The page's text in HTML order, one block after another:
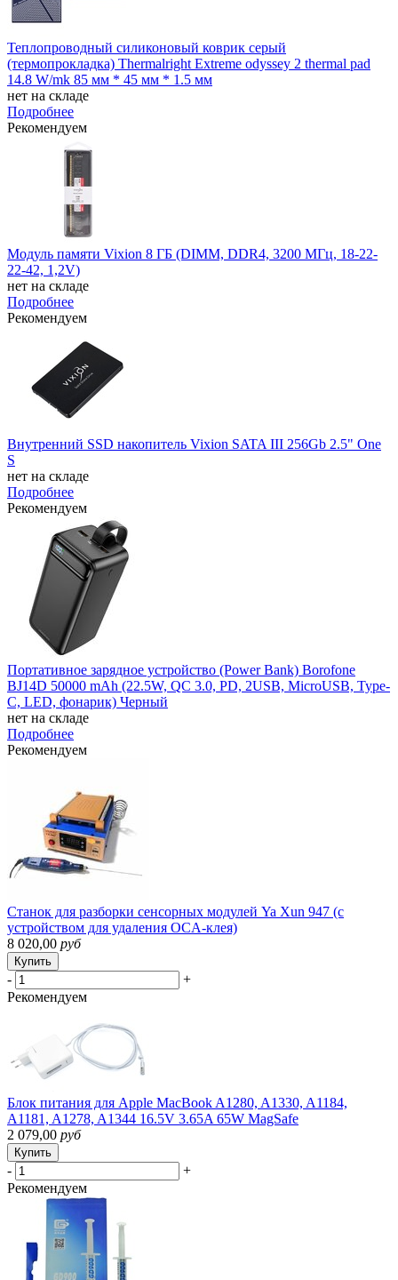
Теплопроводный силиконовый коврик серый
(термопрокладка) Thermalright Extreme odyssey 2 thermal pad
14.8 W/mk 85 мм * 45 мм * 1.5 мм
нет на складе
Подробнее
Рекомендуем
Модуль памяти Vixion 8 ГБ (DIMM, DDR4, 3200 МГц, 18-22-
22-42, 1,2V)
нет на складе
Подробнее
Рекомендуем
Внутренний SSD накопитель Vixion SATA III 256Gb 2.5" One
S
нет на складе
Подробнее
Рекомендуем
Портативное зарядное устройство (Power Bank) Borofone
BJ14D 50000 mAh (22.5W, QC 3.0, PD, 2USB, MicroUSB, Type-
C, LED, фонарик) Черный
нет на складе
Подробнее
Рекомендуем
Станок для разборки сенсорных модулей Ya Xun 947 (с
устройством для удаления OCA-клея)
8 020,00 руб
Купить
-
+
Рекомендуем
Блок питания для Apple MacBook A1280, A1330, A1184,
A1181, A1278, A1344 16.5V 3.65A 65W MagSafe
2 079,00 руб
Купить
-
+
Рекомендуем